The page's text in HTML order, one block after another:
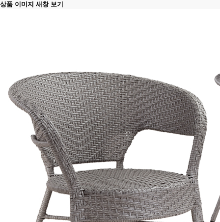
상품 이미지 새창 보기